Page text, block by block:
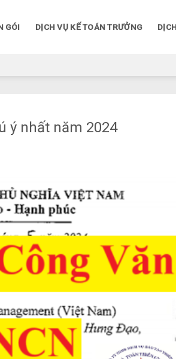
GÓI DỊCH VỤ KẾ TOÁN TRƯỞNG
ý nhất năm 2024